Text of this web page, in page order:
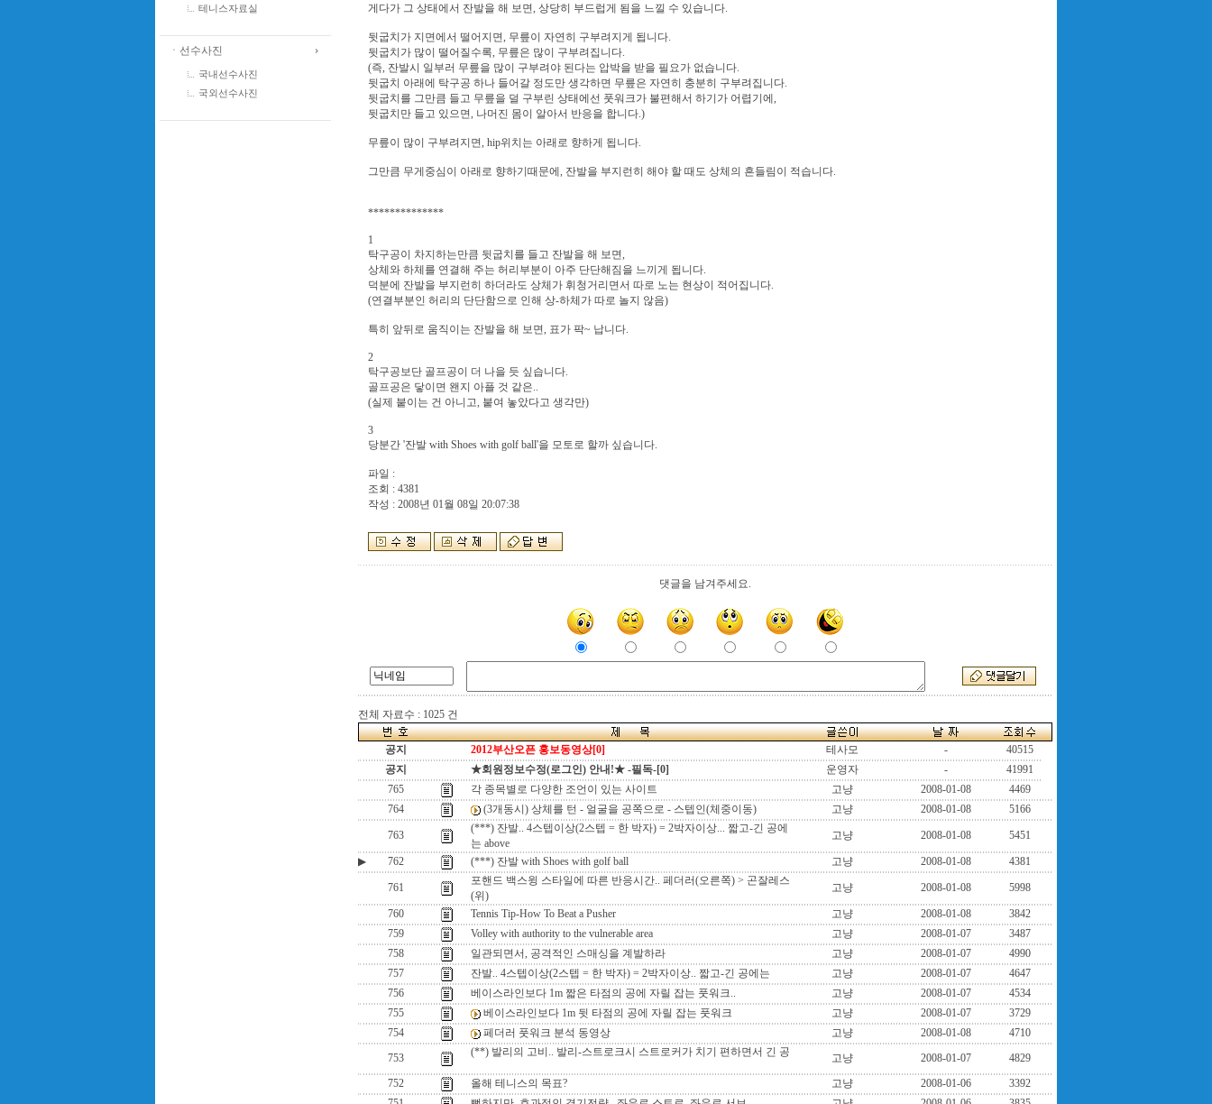
테니스자료실
ㆍ선수사진
국내선수사진
국외선수사진
게다가 그 상태에서 잔발을 해 보면, 상당히 부드럽게 됨을 느낄 수 있습니다.
뒷굽치가 지면에서 떨어지면, 무릎이 자연히 구부려지게 됩니다.
뒷굽치가 많이 떨어질수록, 무릎은 많이 구부려집니다.
(즉, 잔발시 일부러 무릎을 많이 구부려야 된다는 압박을 받을 필요가 없습니다.
뒷굽치 아래에 탁구공 하나 들어갈 정도만 생각하면 무릎은 자연히 충분히 구부려집니다.
뒷굽치를 그만큼 들고 무릎을 덜 구부린 상태에선 풋워크가 불편해서 하기가 어렵기에,
뒷굽치만 들고 있으면, 나머진 몸이 알아서 반응을 합니다.)
무릎이 많이 구부려지면, hip위치는 아래로 향하게 됩니다.
그만큼 무게중심이 아래로 향하기때문에, 잔발을 부지런히 해야 할 때도 상체의 흔들림이 적습니다.
**************
1
탁구공이 차지하는만큼 뒷굽치를 들고 잔발을 해 보면,
상체와 하체를 연결해 주는 허리부분이 아주 단단해짐을 느끼게 됩니다.
덕분에 잔발을 부지런히 하더라도 상체가 휘청거리면서 따로 노는 현상이 적어집니다.
(연결부분인 허리의 단단함으로 인해 상-하체가 따로 놀지 않음)
특히 앞뒤로 움직이는 잔발을 해 보면, 표가 팍~ 납니다.
2
탁구공보단 골프공이 더 나을 듯 싶습니다.
골프공은 닿이면 왠지 아플 것 같은..
(실제 붙이는 건 아니고, 붙여 놓았다고 생각만)
3
당분간 '잔발 with Shoes with golf ball'을 모토로 할까 싶습니다.
파일 :
조회 : 4381
작성 : 2008년 01월 08일 20:07:38
댓글을 남겨주세요.
전체 자료수 : 1025 건
공지 2012부산오픈 홍보동영상[0] 테사모 -
40515
공지
★회원정보수정(로그인) 안내!★ -필독-[0] 운영자 -
41991
765
각 종목별로 다양한 조언이 있는 사이트 고냥 2008-01-08
4469
764
(3개동시) 상체를 턴 - 얼굴을 공쪽으로 - 스텝인(체중이동) 고냥 2008-01-08 5166
763
(***) 잔발.. 4스텝이상(2스텝 = 한 박자) = 2박자이상... 짧고-긴 공에
는 above
고냥 2008-01-08 5451
▶ 762 (***) 잔발 with Shoes with golf ball 고냥 2008-01-08 4381
761
포핸드 백스윙 스타일에 따른 반응시간.. 페더러(오른쪽) > 곤잘레스
(위)
고냥 2008-01-08 5998
760 Tennis Tip-How To Beat a Pusher 고냥 2008-01-08
3842
759
Volley with authority to the vulnerable area 고냥 2008-01-07
3487
758
일관되면서, 공격적인 스매싱을 계발하라 고냥 2008-01-07
4990
757
잔발.. 4스텝이상(2스텝 = 한 박자) = 2박자이상.. 짧고-긴 공에는 고냥 2008-01-07
4647
756
베이스라인보다 1m 짧은 타점의 공에 자릴 잡는 풋워크.. 고냥 2008-01-07
4534
755
베이스라인보다 1m 뒷 타점의 공에 자릴 잡는 풋워크 고냥 2008-01-07
3729
754
페더러 풋워크 분석 동영상 고냥 2008-01-08
4710
753
(**) 발리의 고비.. 발리-스트로크시 스트로커가 치기 편하면서 긴 공 고냥 2008-01-07
4829
752
올해 테니스의 목표? 고냥 2008-01-06
3392